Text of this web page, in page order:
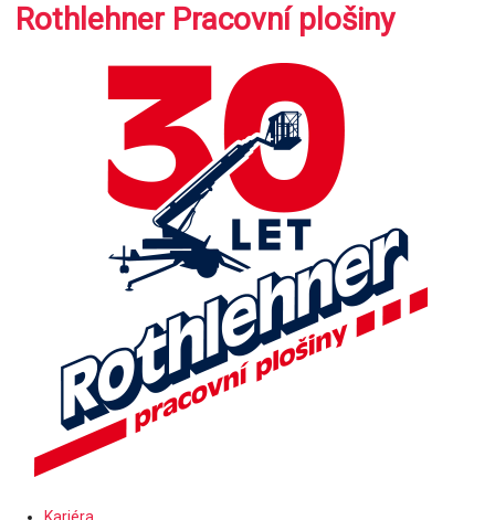
Rothlehner Pracovní plošiny